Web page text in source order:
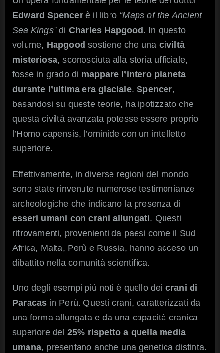
Edward Spencerè il libro “Maps of the Ancient
Sea Kings”di Charles Hapgood . In questo
volume, Hapgood sostiene che una civiltà
misteriosa, sconosciuta alla storia ufficiale,
fosse in grado di mappare l’intero pianeta
durante l’ultima era glaciale.Spencer,
basandosi su queste teorie, ha ipotizzato che
questa civiltà avanzata potesse essere proprio
l’Homo capensis, l’ominide con un intelletto
superiore.
Effettivamente, in diverse regioni del mondo
sono state rinvenute numerose testimonianze
archeologiche che indicano la presenza di
esseri umani con crani allungati. Questi
ritrovamenti, provenienti da paesi come il Sud
Africa, Malta, Perù e Russia, hanno acceso un
dibattito nella comunità scientifica.
Uno degli esempi più noti è quello dei crani di
Paracas in Perù. Questi crani, caratterizzati da
una forma allungata e da una capacità cranica
superiore del 25% rispetto a quella media
umana, presentano anche una genetica distinta.